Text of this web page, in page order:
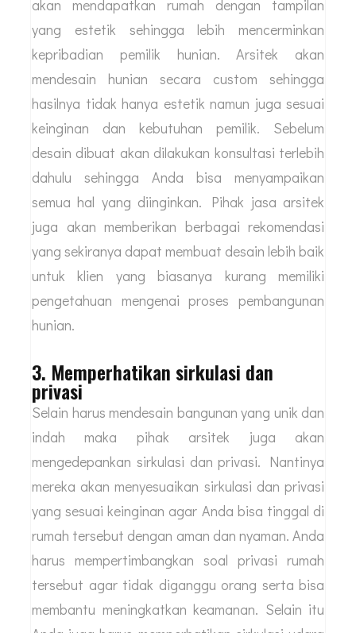
2. Membuat bangunan yang estetik
dengan desain sesuai keinginan
Dengan biaya desain arsitek murah Anda juga
akan mendapatkan rumah dengan tampilan
yang estetik sehingga lebih mencerminkan
kepribadian pemilik hunian. Arsitek akan
mendesain hunian secara custom sehingga
hasilnya tidak hanya estetik namun juga sesuai
keinginan dan kebutuhan pemilik. Sebelum
desain dibuat akan dilakukan konsultasi terlebih
dahulu sehingga Anda bisa menyampaikan
semua hal yang diinginkan. Pihak jasa arsitek
juga akan memberikan berbagai rekomendasi
yang sekiranya dapat membuat desain lebih baik
untuk klien yang biasanya kurang memiliki
pengetahuan mengenai proses pembangunan
hunian.
3. Memperhatikan sirkulasi dan
privasi
Selain harus mendesain bangunan yang unik dan
indah maka pihak arsitek juga akan
mengedepankan sirkulasi dan privasi. Nantinya
mereka akan menyesuaikan sirkulasi dan privasi
yang sesuai keinginan agar Anda bisa tinggal di